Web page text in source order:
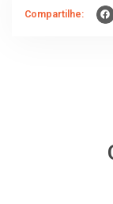
Compartilhe: